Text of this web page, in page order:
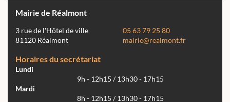
Mairie de Réalmont
3 rue de l'Hôtel de ville
81120 Réalmont
05 63 79 25 80
mairie@realmont.fr
Horaires du secrétariat
Lundi
9h - 12h15 / 13h30 - 17h15
Mardi
8h - 12h15 / 13h30 - 17h15